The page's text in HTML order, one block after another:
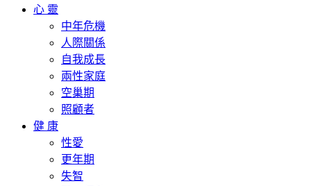
心 靈
中年危機
人際關係
自我成長
兩性家庭
空巢期
照顧者
健 康
性愛
更年期
失智